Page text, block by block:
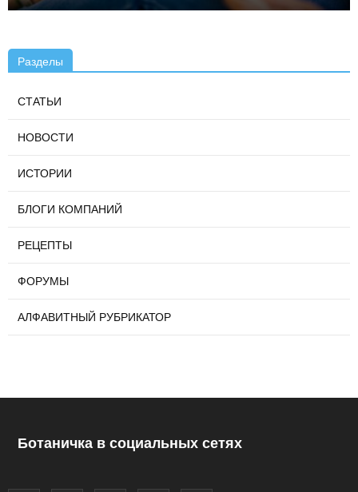
Разделы
СТАТЬИ
НОВОСТИ
ИСТОРИИ
БЛОГИ КОМПАНИЙ
РЕЦЕПТЫ
ФОРУМЫ
АЛФАВИТНЫЙ РУБРИКАТОР
Ботаничка в социальных сетях